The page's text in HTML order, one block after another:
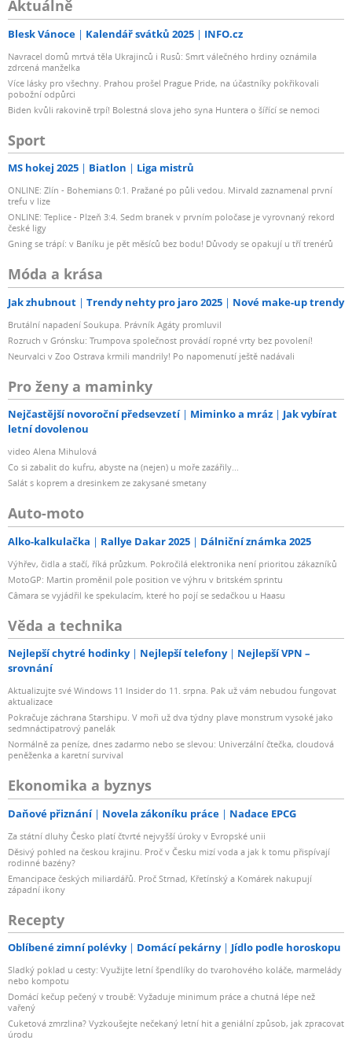
Aktuálně
Blesk Vánoce Kalendář svátků 2025 INFO.cz
Navracel domů mrtvá těla Ukrajinců i Rusů: Smrt válečného hrdiny oznámila
zdrcená manželka
Více lásky pro všechny. Prahou prošel Prague Pride, na účastníky pokřikovali
pobožní odpůrci
Biden kvůli rakovině trpí! Bolestná slova jeho syna Huntera o šířící se nemoci
Sport
MS hokej 2025 Biatlon Liga mistrů
ONLINE: Zlín - Bohemians 0:1. Pražané po půli vedou. Mirvald zaznamenal první
trefu v lize
ONLINE: Teplice - Plzeň 3:4. Sedm branek v prvním poločase je vyrovnaný rekord
české ligy
Gning se trápí: v Baníku je pět měsíců bez bodu! Důvody se opakují u tří trenérů
Móda a krása
Jak zhubnout Trendy nehty pro jaro 2025 Nové make-up trendy
Brutální napadení Soukupa. Právník Agáty promluvil
Rozruch v Grónsku: Trumpova společnost provádí ropné vrty bez povolení!
Neurvalci v Zoo Ostrava krmili mandrily! Po napomenutí ještě nadávali
Pro ženy a maminky
Nejčastější novoroční předsevzetí Miminko a mráz
Jak vybírat
letní dovolenou
video Alena Mihulová
Co si zabalit do kufru, abyste na (nejen) u moře zazářily...
Salát s koprem a dresinkem ze zakysané smetany
Auto-moto
Alko-kalkulačka Rallye Dakar 2025 Dálniční známka 2025
Výhřev, čidla a stačí, říká průzkum. Pokročilá elektronika není prioritou zákazníků
MotoGP: Martin proměnil pole position ve výhru v britském sprintu
Câmara se vyjádřil ke spekulacím, které ho pojí se sedačkou u Haasu
Věda a technika
Nejlepší chytré hodinky Nejlepší telefony
Nejlepší VPN –
srovnání
Aktualizujte své Windows 11 Insider do 11. srpna. Pak už vám nebudou fungovat
aktualizace
Pokračuje záchrana Starshipu. V moři už dva týdny plave monstrum vysoké jako
sedmnáctipatrový panelák
Normálně za peníze, dnes zadarmo nebo se slevou: Univerzální čtečka, cloudová
peněženka a karetní survival
Ekonomika a byznys
Daňové přiznání Novela zákoníku práce Nadace EPCG
Za státní dluhy Česko platí čtvrté nejvyšší úroky v Evropské unii
Děsivý pohled na českou krajinu. Proč v Česku mizí voda a jak k tomu přispívají
rodinné bazény?
Emancipace českých miliardářů. Proč Strnad, Křetínský a Komárek nakupují
západní ikony
Recepty
Oblíbené zimní polévky Domácí pekárny Jídlo podle horoskopu
Sladký poklad u cesty: Využijte letní špendlíky do tvarohového koláče, marmelády
nebo kompotu
Domácí kečup pečený v troubě: Vyžaduje minimum práce a chutná lépe než
vařený
Cuketová zmrzlina? Vyzkoušejte nečekaný letní hit a geniální způsob, jak zpracovat
úrodu